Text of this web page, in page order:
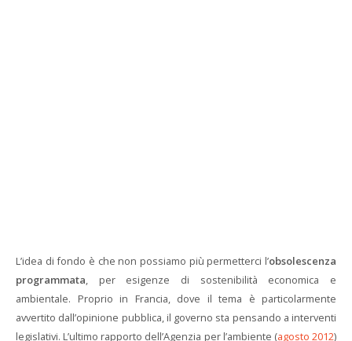
L’idea di fondo è che non possiamo più permetterci l’obsolescenza
programmata, per esigenze di sostenibilità economica e
ambientale. Proprio in Francia, dove il tema è particolarmente
avvertito dall’opinione pubblica, il governo sta pensando a interventi
legislativi. L’ultimo rapporto dell’Agenzia per l’ambiente (agosto 2012)